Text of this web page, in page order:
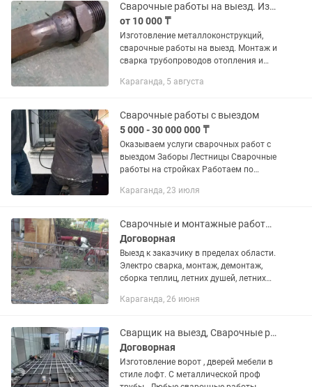
Сварочные работы на выезд. Изготовление металлических конструкций.
от 10 000 ₸
Изготовление металлоконструкций,
сварочные работы на выезд. Монтаж и
сварка трубопроводов отопления и
грузовых автомобилей и спец. техники.
Караганда, 5 августа
Сварочные работы с выездом
5 000 - 30 000 000 ₸
Оказываем услуги сварочных работ с
выездом Заборы Лестницы Сварочные
работы на стройках Работаем по
конкретной стоимости можете
Караганда, 23 июля
Сварочные и монтажные работы с выездом по области.
Договорная
Выезд к заказчику в пределах области.
Электро сварка, монтаж, демонтаж,
сборка теплиц, летних душей, летних
и проч.
Караганда, 26 июня
Сварщик на выезд, Сварочные работы.
Договорная
Изготовление ворот , дверей мебели в
стиле лофт. С металлической проф